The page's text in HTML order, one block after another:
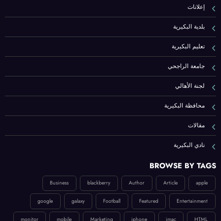
إعلانات
بلدية البكيرية
تعليم البكيرية
جامعة الراجحي
لجنة الأهالي
محافظة البكيرية
مقالات
نادي البكيرية
BROWSE BY TAGS
apple
Article
Author
blackberry
Business
Entertainment
Featured
Football
galaxy
google
HTML
imac
iphone
Marketing
mobile
monitor